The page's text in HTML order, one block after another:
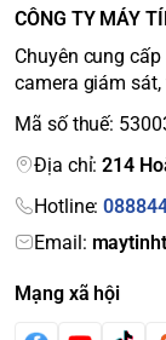
CÔNG TY MÁY
Chuyên cung
camera giám
Mã số thuế:
Địa chỉ:214
Hotline:
Email:
Mạng xã hội